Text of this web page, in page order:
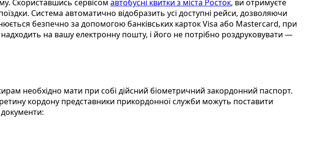
Скориставшись сервісом автобусні квитки з міста Росток, ви отримуєте
Система автоматично відобразить усі доступні рейси, дозволяючи
безпечно за допомогою банківських карток Visa або Mastercard, при
на вашу електронну пошту, і його не потрібно роздруковувати —
необхідно мати при собі дійсний біометричний закордонний паспорт.
кордону представники прикордонної служби можуть поставити